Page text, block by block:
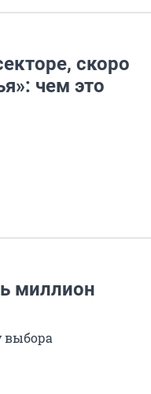
скоро
чем это
миллион
выбора